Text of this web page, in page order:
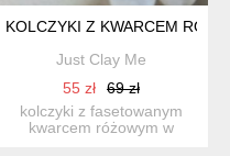
KOLCZYKI Z KWARCEM
Just Clay Me
55 zł
69 zł
kolczyki z fasetowanym
kwarcem różowym w